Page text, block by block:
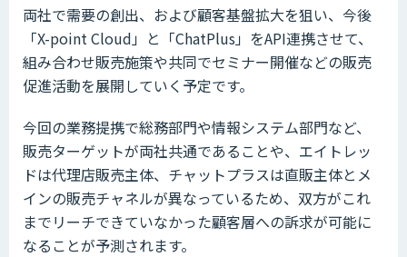
両社で需要の創出、および顧客基盤拡大を狙い、今後
「X-point Cloud」と「ChatPlus」をAPI連携させて、
組み合わせ販売施策や共同でセミナー開催などの販売
促進活動を展開していく予定です。
今回の業務提携で総務部門や情報システム部門など、
販売ターゲットが両社共通であることや、エイトレッ
ドは代理店販売主体、チャットプラスは直販主体とメ
インの販売チャネルが異なっているため、双方がこれ
までリーチできていなかった顧客層への訴求が可能に
なることが予測されます。